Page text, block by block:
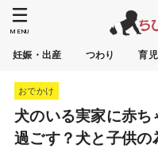
妊娠・出産 つわり 育児
MENU
おでかけ
犬のいる実家に赤ち
過ごす？犬と子供の